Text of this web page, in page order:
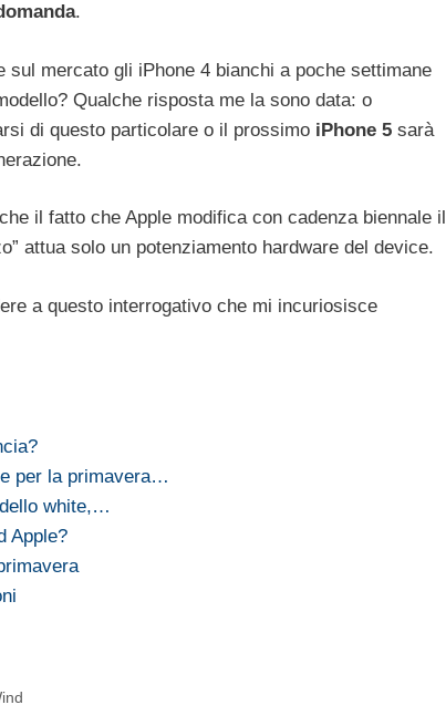
.
sul mercato gli iPhone 4 bianchi a poche settimane
Qualche risposta me la sono data: o
di questo particolare o il prossimo iPhone 5 sarà
il fatto che Apple modifica con cadenza biennale il
attua solo un potenziamento hardware del device.
a questo interrogativo che mi incuriosisce
per la primavera…
white,…
Apple?